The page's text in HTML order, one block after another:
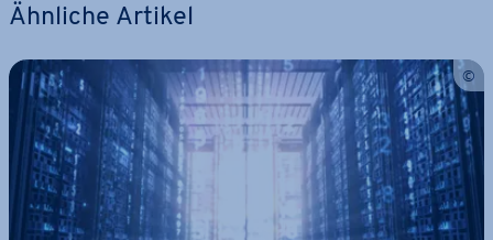
Ähnliche Artikel